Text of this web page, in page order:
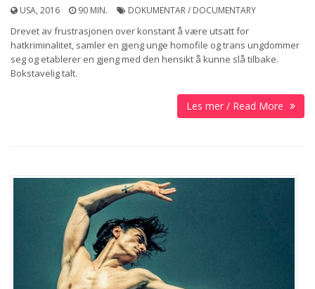
USA, 2016 90 MIN. DOKUMENTAR / DOCUMENTARY
Drevet av frustrasjonen over konstant å være utsatt for
hatkriminalitet, samler en gjeng unge homofile­ og trans­ ungdommer
seg og etablerer en gjeng med den hensikt å kunne slå tilbake.
Bokstavelig talt.
Les mer / Read More